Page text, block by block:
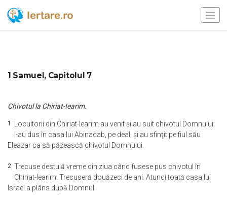
1 Samuel, Capitolul 7
Chivotul la Chiriat-Iearim.
1
Locuitorii din Chiriat-Iearim au venit şi au suit chivotul Domnului;
l-au dus în casa lui Abinadab, pe deal, şi au sfinţit pe fiul său
Eleazar ca să păzească chivotul Domnului.
2 Trecuse destulă vreme din ziua când fusese pus chivotul în
Chiriat-Iearim. Trecuseră douăzeci de ani. Atunci toată casa lui
Israel a plâns după Domnul.